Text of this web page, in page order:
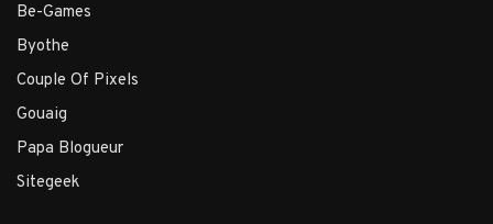
Be-Games
Byothe
Couple Of Pixels
Gouaig
Papa Blogueur
Sitegeek